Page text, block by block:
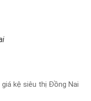
giá kệ siêu thị Đồng Nai